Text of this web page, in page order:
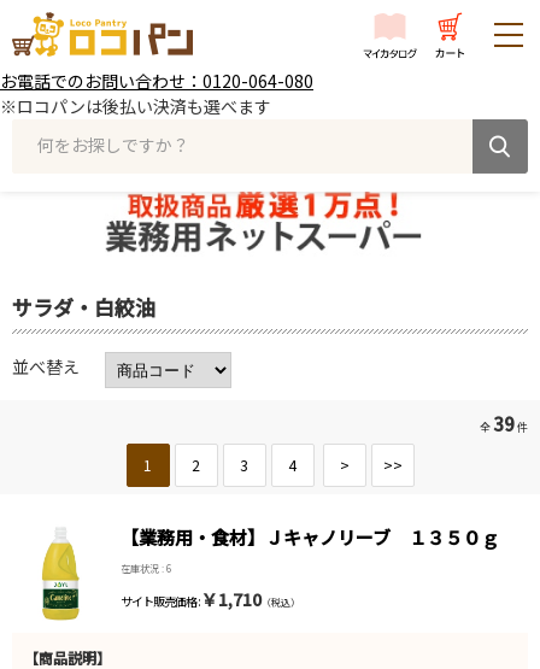
お電話でのお問い合わせ：0120-064-080
※ロコパンは後払い決済も選べます
何をお探しですか？
サラダ・白絞油
並べ替え
全 39件
1 2 3 4 > >>
【業務用・食材】Ｊキャノリーブ １３５０ｇ
在庫状況 : 6
サイト販売価格 : ￥1,710（税込）
【商品説明】